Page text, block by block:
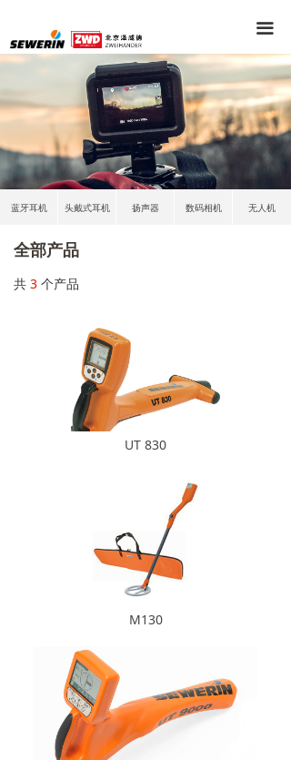
끀
蓝牙耳机 头戴式耳机 扬声器 数码相机 无人机
全部产品
共 3 个产品
UT 830
M130